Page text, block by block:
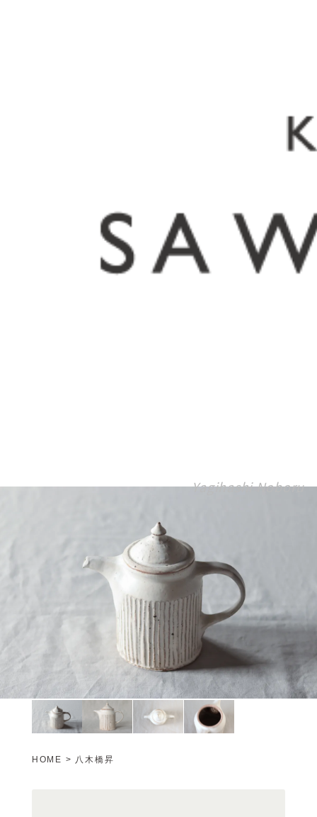
Yagihashi Noboru
HOME > 八木橋昇